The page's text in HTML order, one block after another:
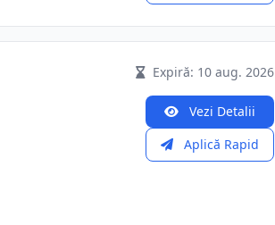
Expiră: 10 aug. 2026
Vezi Detalii
Aplică Rapid